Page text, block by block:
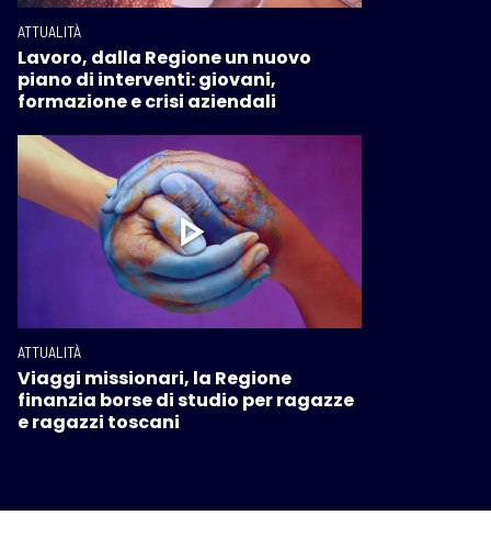
ATTUALITÀ
Lavoro, dalla Regione un nuovo
piano di interventi: giovani,
formazione e crisi aziendali
ATTUALITÀ
Viaggi missionari, la Regione
finanzia borse di studio per ragazze
e ragazzi toscani